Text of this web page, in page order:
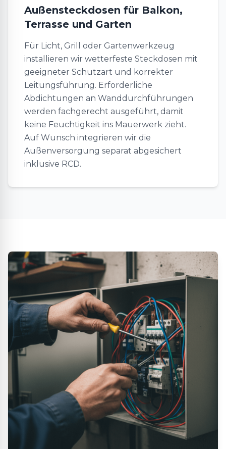
Außensteckdosen für Balkon,
Terrasse und Garten
Für Licht, Grill oder Gartenwerkzeug
installieren wir wetterfeste Steckdosen mit
geeigneter Schutzart und korrekter
Leitungsführung. Erforderliche
Abdichtungen an Wanddurchführungen
werden fachgerecht ausgeführt, damit
keine Feuchtigkeit ins Mauerwerk zieht.
Auf Wunsch integrieren wir die
Außenversorgung separat abgesichert
inklusive RCD.